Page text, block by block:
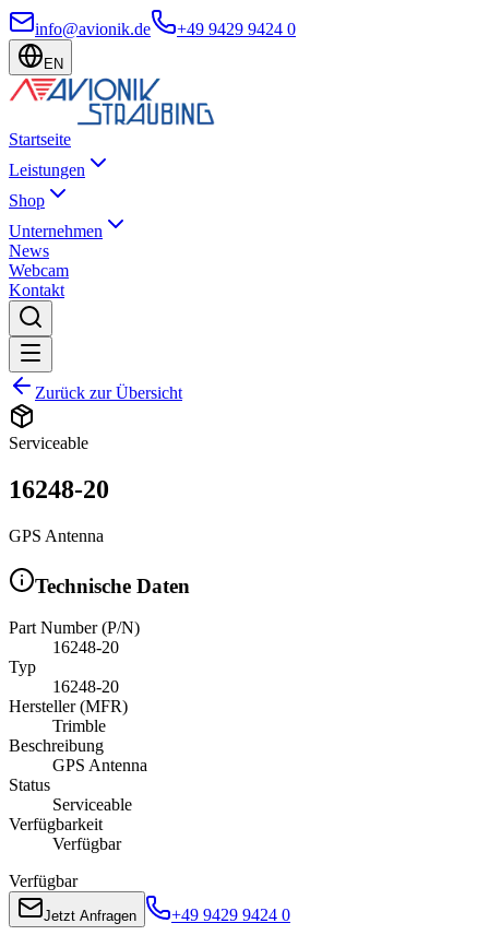
info@avionik.de +49 9429 9424 0
EN
Startseite
Leistungen
Shop
Unternehmen
News
Webcam
Kontakt
Zurück zur Übersicht
Serviceable
16248-20
GPS Antenna
Technische Daten
Part Number (P/N)
16248-20
Typ
16248-20
Hersteller (MFR)
Trimble
Beschreibung
GPS Antenna
Status
Serviceable
Verfügbarkeit
Verfügbar
Verfügbar
Jetzt Anfragen +49 9429 9424 0